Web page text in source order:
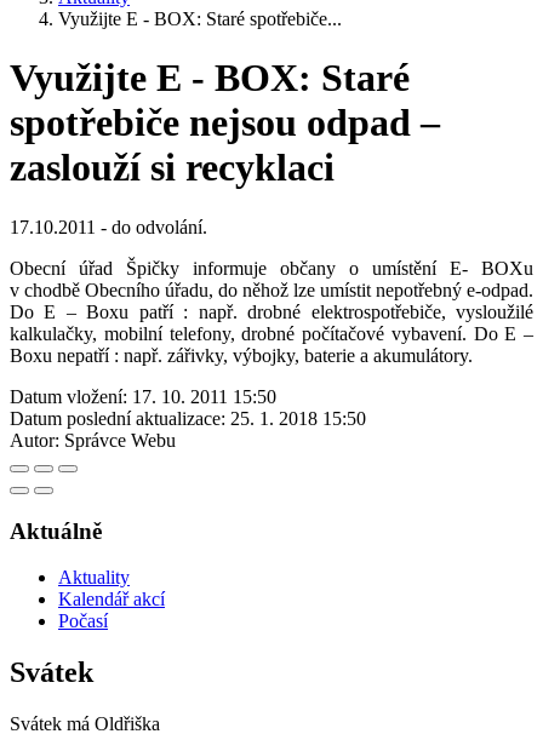
Využijte E - BOX: Staré spotřebiče...
Využijte E - BOX: Staré
spotřebiče nejsou odpad –
zaslouží si recyklaci
17.10.2011 - do odvolání.
Obecní úřad Špičky informuje občany o umístění E- BOXu
v chodbě Obecního úřadu, do něhož lze umístit nepotřebný e-odpad.
Do E – Boxu patří : např. drobné elektrospotřebiče, vysloužilé
kalkulačky, mobilní telefony, drobné počítačové vybavení. Do E –
Boxu nepatří : např. zářivky, výbojky, baterie a akumulátory.
Datum vložení: 17. 10. 2011 15:50
Datum poslední aktualizace: 25. 1. 2018 15:50
Autor: Správce Webu
Aktuálně
Aktuality
Kalendář akcí
Počasí
Svátek
Svátek má Oldřiška